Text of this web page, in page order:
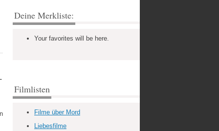
Deine Merkliste:
Your favorites will be here.
Filmlisten
Filme über Mord
Liebesfilme